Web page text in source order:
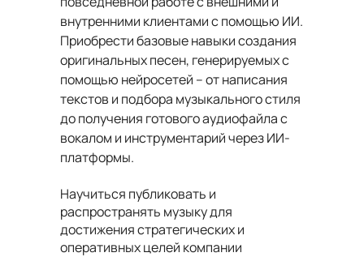
внутренними клиентами с помощью ИИ.
Приобрести базовые навыки создания
оригинальных песен, генерируемых с
помощью нейросетей – от написания
текстов и подбора музыкального стиля
до получения готового аудиофайла с
вокалом и инструментарий через ИИ-
платформы.
Научиться публиковать и
распространять музыку для
достижения стратегических и
оперативных целей компании